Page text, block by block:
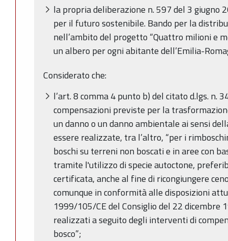
la propria deliberazione n. 597 del 3 giugno
per il futuro sostenibile. Bando per la
nell’ambito del progetto “Quattro milioni e
un albero per ogni abitante dell’Emilia-
Considerato che:
l’art. 8 comma 4 punto b) del citato d.lgs. n.
compensazioni previste per la
un danno o un danno ambientale ai sensi
essere realizzate, tra l’altro, “per i
boschi su terreni non boscati e in aree con
tramite l'utilizzo di specie autoctone,
certificata, anche al fine di ricongiungere
comunque in conformità alle disposizioni
1999/105/CE del Consiglio del 22 dicembre
realizzati a seguito degli interventi di
bosco”;